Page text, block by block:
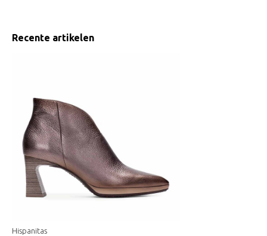
Recente artikelen
Hispanitas